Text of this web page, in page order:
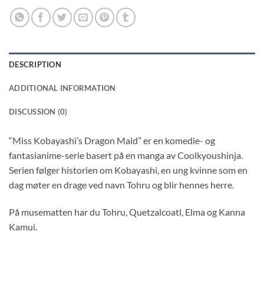
DESCRIPTION
ADDITIONAL INFORMATION
DISCUSSION (0)
“Miss Kobayashi’s Dragon Maid” er en komedie- og
fantasianime-serie basert på en manga av Coolkyoushinja.
Serien følger historien om Kobayashi, en ung kvinne som en
dag møter en drage ved navn Tohru og blir hennes herre.
På musematten har du Tohru, Quetzalcoatl, Elma og Kanna
Kamui.